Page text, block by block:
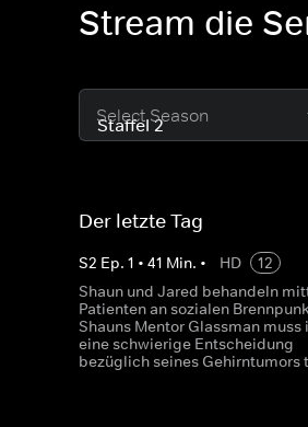
Stream die
Select Season
Der letzte Tag
S2 Ep. 1 • 41 Min. • HD
12
Shaun und Jared behandeln
Patienten an sozialen
Shauns Mentor Glassman muss
eine schwierige Entscheidung
bezüglich seines Gehirntumors